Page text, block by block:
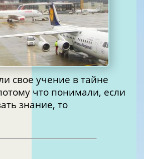
свое учение в тайне
что понимали, если
знание, то